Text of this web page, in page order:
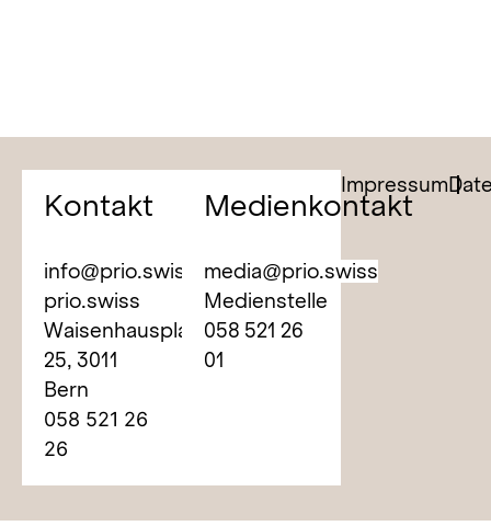
Kontakt
info@prio.swiss
prio.swiss
Waisenhausplatz
25, 3011
Bern
058 521 26
26
Medienkontakt
media@prio.swiss
Medienstelle
058 521 26
01
Impressum